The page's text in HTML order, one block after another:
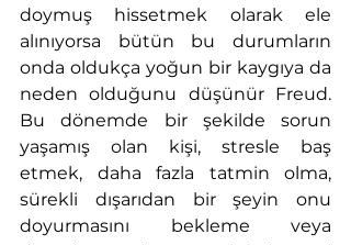
doymuş hissetmek olarak ele
alınıyorsa bütün bu durumların
onda oldukça yoğun bir kaygıya da
neden olduğunu düşünür Freud.
Bu dönemde bir şekilde sorun
yaşamış olan kişi, stresle baş
etmek, daha fazla tatmin olma,
sürekli dışarıdan bir şeyin onu
doyurmasını bekleme veya